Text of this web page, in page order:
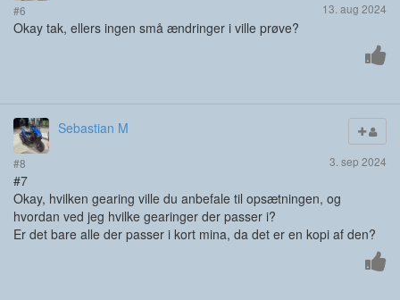
#6 13. aug 2024
Okay tak, ellers ingen små ændringer i ville prøve?
Sebastian M
#8 3. sep 2024
#7
Okay, hvilken gearing ville du anbefale til opsætningen, og
hvordan ved jeg hvilke gearinger der passer i?
Er det bare alle der passer i kort mina, da det er en kopi af den?